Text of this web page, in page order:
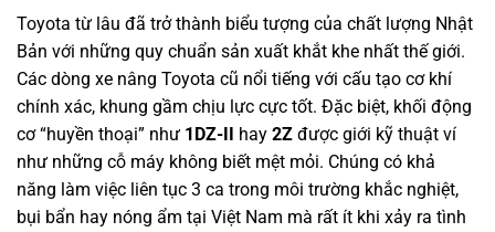
Toyota từ lâu đã trở thành biểu tượng của chất lượng Nhật
Bản với những quy chuẩn sản xuất khắt khe nhất thế giới.
Các dòng xe nâng Toyota cũ nổi tiếng với cấu tạo cơ khí
chính xác, khung gầm chịu lực cực tốt. Đặc biệt, khối động
cơ “huyền thoại” như 1DZ-II hay 2Z được giới kỹ thuật ví
như những cỗ máy không biết mệt mỏi. Chúng có khả
năng làm việc liên tục 3 ca trong môi trường khắc nghiệt,
bụi bẩn hay nóng ẩm tại Việt Nam mà rất ít khi xảy ra tình